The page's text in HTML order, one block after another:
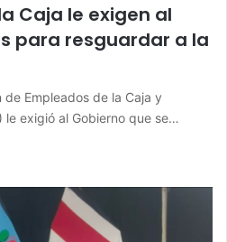
Caja le exigen al
para resguardar a la
de Empleados de la Caja y
le exigió al Gobierno que se…